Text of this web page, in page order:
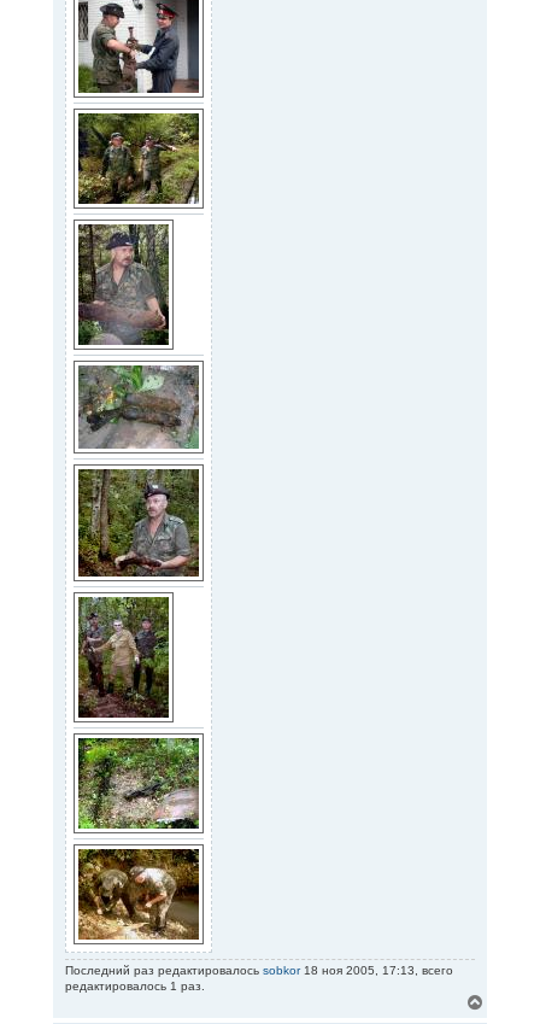
Последний раз редактировалось sobkor18 ноя 2005, 17:13, всего
редактировалось 1 раз.